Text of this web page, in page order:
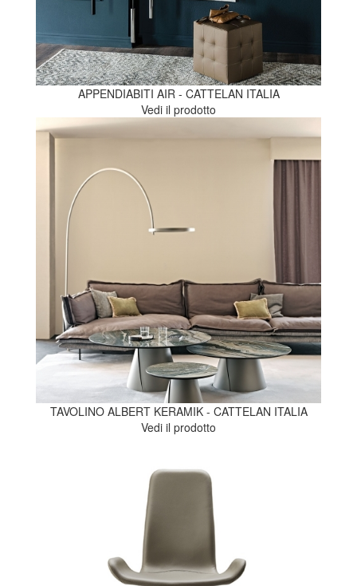
APPENDIABITI AIR - CATTELAN ITALIA
Vedi il prodotto
TAVOLINO ALBERT KERAMIK - CATTELAN ITALIA
Vedi il prodotto